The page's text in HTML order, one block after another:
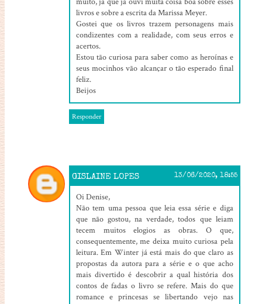
livros e sobre a escrita da Marissa Meyer.
Gostei que os livros trazem personagens mais
condizentes com a realidade, com seus erros e
acertos.
Estou tão curiosa para saber como as heroínas e
seus mocinhos vão alcançar o tão esperado final
feliz.
Beijos
Responder
GISLAINE LOPES 13/06/2020, 18:55
Oi Denise,
Não tem uma pessoa que leia essa série e diga
que não gostou, na verdade, todos que leiam
tecem muitos elogios as obras. O que,
consequentemente, me deixa muito curiosa pela
leitura. Em Winter já está mais do que claro as
propostas da autora para a série e o que acho
mais divertido é descobrir a qual história dos
contos de fadas o livro se refere. Mais do que
romance e princesas se libertando vejo nas